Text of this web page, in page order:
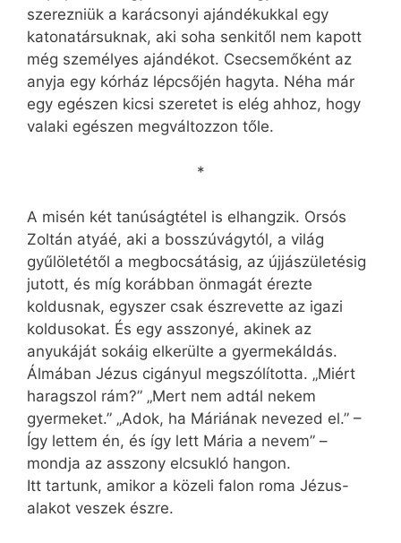
szerezniük a karácsonyi ajándékukkal egy
katonatársuknak, aki soha senkitől nem kapott
még személyes ajándékot. Csecsemőként az
anyja egy kórház lépcsőjén hagyta. Néha már
egy egészen kicsi szeretet is elég ahhoz, hogy
valaki egészen megváltozzon tőle.
*
A misén két tanúságtétel is elhangzik. Orsós
Zoltán atyáé, aki a bosszúvágytól, a világ
gyűlöletétől a megbocsátásig, az újjászületésig
jutott, és míg korábban önmagát érezte
koldusnak, egyszer csak észrevette az igazi
koldusokat. És egy asszonyé, akinek az
anyukáját sokáig elkerülte a gyermekáldás.
Álmában Jézus cigányul megszólította. „Miért
haragszol rám?” „Mert nem adtál nekem
gyermeket.” „Adok, ha Máriának nevezed el.” –
Így lettem én, és így lett Mária a nevem” –
mondja az asszony elcsukló hangon.
Itt tartunk, amikor a közeli falon roma Jézus-
alakot veszek észre.